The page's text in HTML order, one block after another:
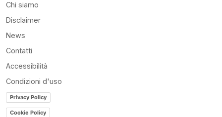
Chi siamo
Disclaimer
News
Contatti
Accessibilità
Condizioni d'uso
Privacy Policy
Cookie Policy